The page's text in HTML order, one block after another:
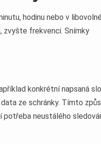
hodinu nebo v
zvyšte frekvenci. Snímky
konkrétní napsaná
ze schránky. Tímto
potřeba neustálého